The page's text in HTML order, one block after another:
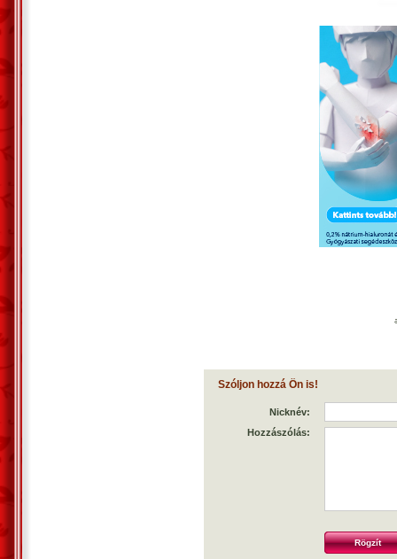
Szóljon hozzá Ön is!
Nicknév:
Hozzászólás: